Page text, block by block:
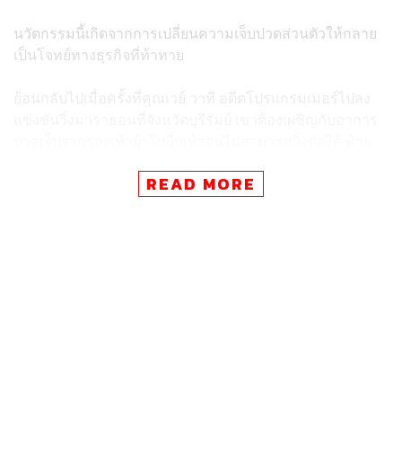
นวัตกรรมนี้เกิดจากการเปลี่ยนความเจ็บปวดส่วนตัวให้กลาย
เป็นโจทย์ทางธุรกิจที่ท้าทาย
จบเรซ ประสบการณ์เลวร้ายในวันนั้นจุดประกายคำถาม
READ MORE